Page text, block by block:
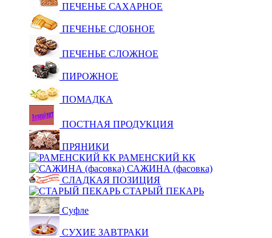
ПЕЧЕНЬЕ САХАРНОЕ
ПЕЧЕНЬЕ СДОБНОЕ
ПЕЧЕНЬЕ СЛОЖНОЕ
ПИРОЖНОЕ
ПОМАДКА
ПОСТНАЯ ПРОДУКЦИЯ
ПРЯНИКИ
РАМЕНСКИЙ КК
САЖИНА (фасовка)
СЛАДКАЯ ПОЗИЦИЯ
СТАРЫЙ ПЕКАРЬ
Суфле
СУХИЕ ЗАВТРАКИ